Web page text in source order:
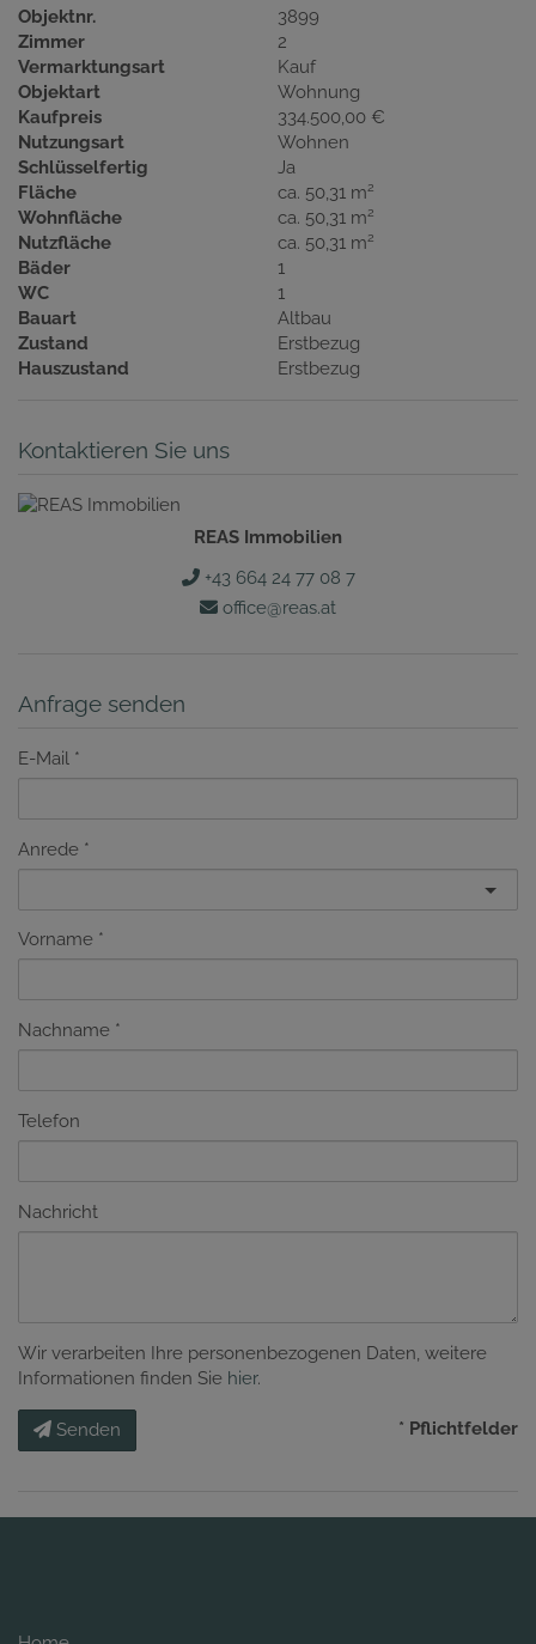
Objektnr.
3899
Zimmer
2
Vermarktungsart
Kauf
Objektart
Wohnung
Kaufpreis
334.500,00 €
Nutzungsart
Wohnen
Schlüsselfertig
Ja
Fläche
ca. 50,31 m2
Wohnfläche ca. 50,31 m2
Nutzfläche ca. 50,31 m2
Bäder
1
WC
1
Bauart
Altbau
Zustand
Erstbezug
Hauszustand
Erstbezug
Kontaktieren Sie uns
REAS Immobilien
+43 664 24 77 08 7
office@reas.at
Anfrage senden
E-Mail
Anrede
Vorname
Nachname
Telefon
Nachricht
Wir verarbeiten Ihre personenbezogenen Daten, weitere
Informationen finden Sie hier.
Senden * Pflichtfelder